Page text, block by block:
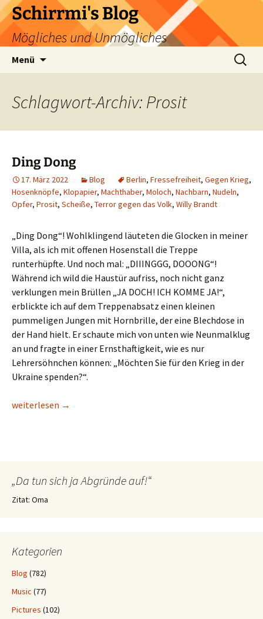
Zum
Inhalt
springen
Schirrmi's Blog
Mögliches und Unmögliches
Menü
Suchen
nach:
Schlagwort-Archiv: Prosit
Ding Dong
17. März 2022 Blog Berlin, Fressefreiheit, Gegen Krieg,
Hosenknöpfe, Klopapier, Machthaber, Moloch, Nachbarn, Nudeln,
Opfer, Prosit, Scheiße, Terror gegen das Volk, Willy Brandt
„Ding Dong“! Wohlklingend läuteten die Glocken in meiner
Villa, als ich mit offenen Hosenstall die Treppe
runterhüpfte. Und noch mal: „DIIINGGG, DOOONG“!
Während ich wild die Haustür aufriss, noch nicht ganz
verklungen mein Brüllen „JA DOCH! ICH KOMME JA!“,
erblickte ich auf dem Treppenabsatz einen kleinen
pummeligen Jungen mit Hornbrille, der eine Blechdose in
der Hand hielt. Er schaute mich von unten wie Neunmalklug
an und fragte in einer Ernsthaftigkeit, wie es nur
Lehrersöhnchen können: „Möchten Sie für den Krieg in der
Ukraine spenden?“.
Ding Dong
weiterlesen →
„Da tun sich ja Abgründe auf!“
Zitat: Oma
Kategorien
Blog (782)
Music (77)
Pictures (102)